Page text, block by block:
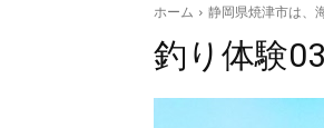
ホーム 静岡県焼津市は、
釣り体験03